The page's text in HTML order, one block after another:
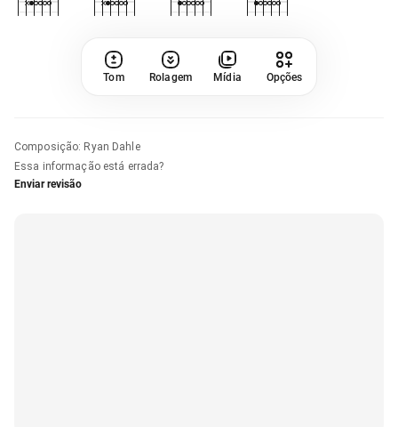
Tom Rolagem Mídia Opções
Composição: Ryan Dahle
Essa informação está errada?
Enviar revisão